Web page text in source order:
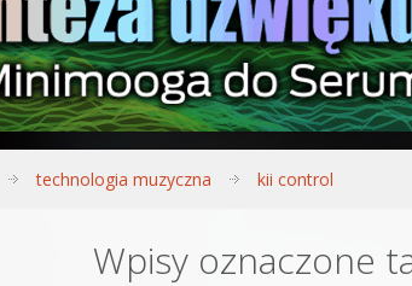
Synteza dźwięku 🔥
Produkcja muzyczna
Bitwig Studio od
Sound Forge od
technologia muzyczna kii control
Wpisy oznaczone